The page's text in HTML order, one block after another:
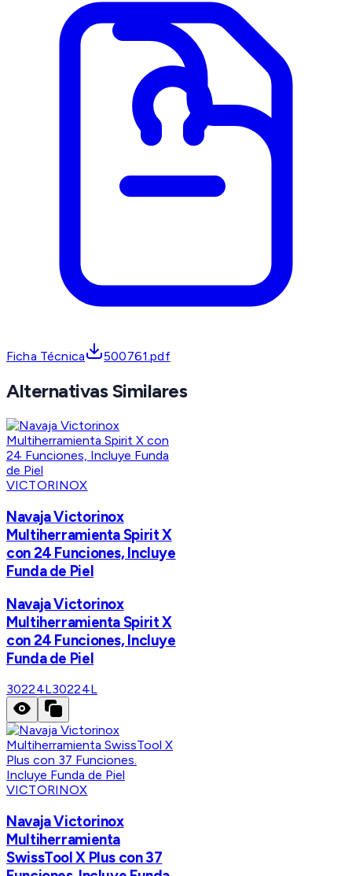
Ficha Técnica 500761.pdf
Alternativas Similares
VICTORINOX
Navaja Victorinox
Multiherramienta Spirit X
con 24 Funciones, Incluye
Funda de Piel
Navaja Victorinox
Multiherramienta Spirit X
con 24 Funciones, Incluye
Funda de Piel
30224L30224L
VICTORINOX
Navaja Victorinox
Multiherramienta
SwissTool X Plus con 37